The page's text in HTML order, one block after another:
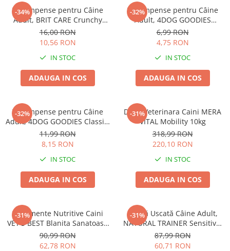
-34%
Recompense pentru Câine
Adult, BRIT CARE Crunchy
Cracker, Insecte, Iepure și
Fenicul, 200g
16,00 RON
10,56 RON
IN STOC
ADAUGA IN COS
-32%
Recompense pentru Câine
Adult, 4DOG GOODIES
Trainer, Miel și Orez, 150g
6,99 RON
4,75 RON
IN STOC
ADAUGA IN COS
-32%
Recompense pentru Câine
Adult, 4DOG GOODIES Classic,
Jerky Tenders Pui, 100g
11,99 RON
8,15 RON
IN STOC
ADAUGA IN COS
-31%
Dieta Veterinara Caini MERA
VITAL Mobility 10kg
318,99 RON
220,10 RON
IN STOC
ADAUGA IN COS
-31%
Suplimente Nutritive Caini
VET'S BEST Blanita Sanatoasa
60 tablete
90,99 RON
62,78 RON
-31%
Hrană Uscată Câine Adult,
NATURAL TRAINER Sensitive,
Fără Gluten, Talie Mică,
Iepure, 2kg
87,99 RON
60,71 RON